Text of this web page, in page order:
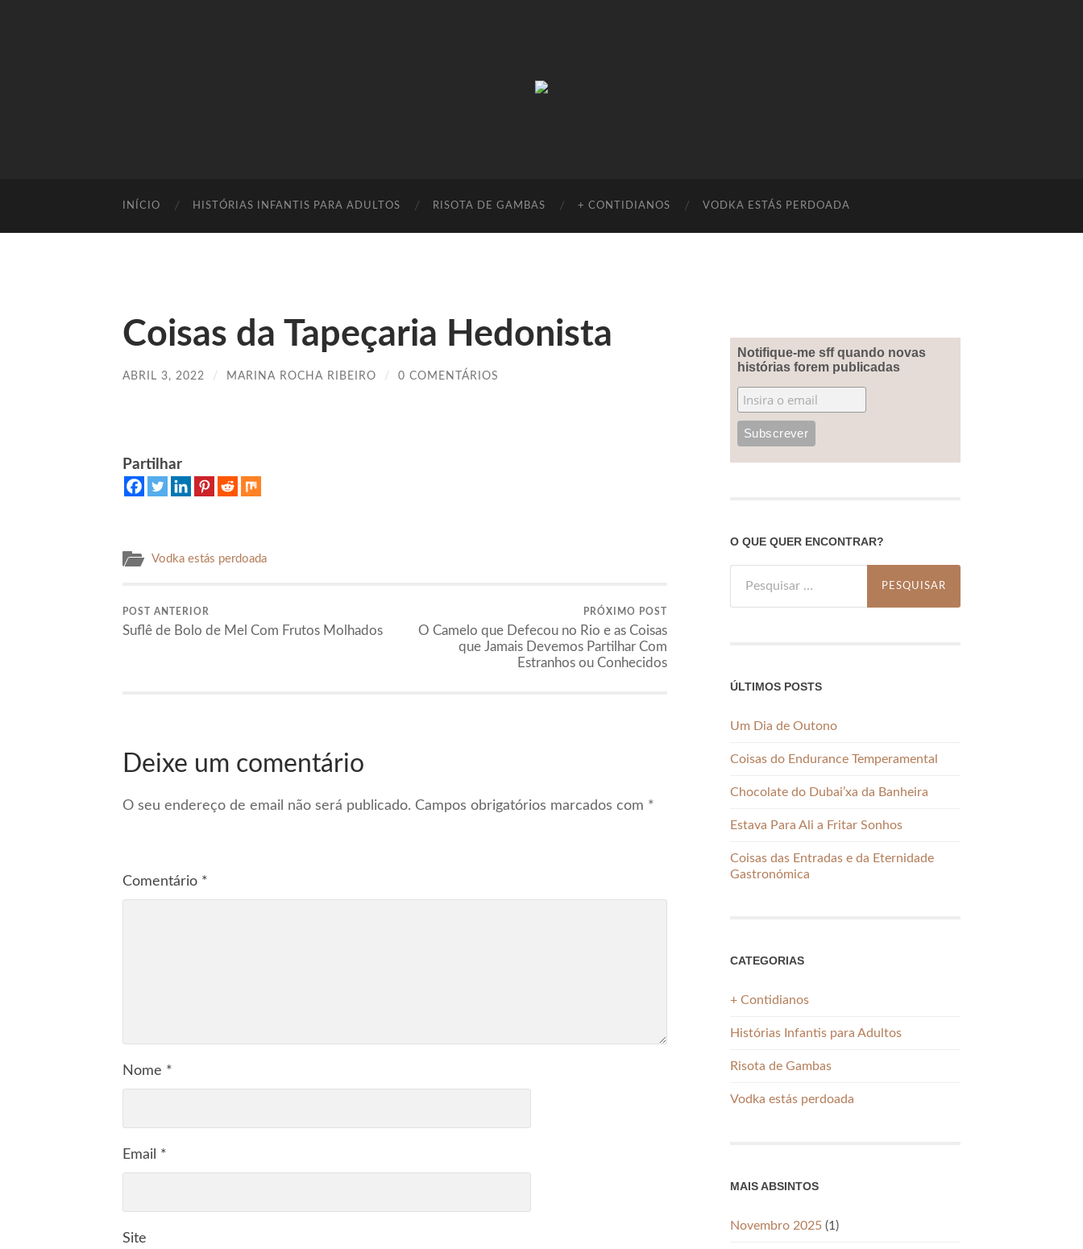
INÍCIO HISTÓRIAS INFANTIS PARA ADULTOS RISOTA DE GAMBAS + CONTIDIANOS VODKA ESTÁS PERDOADA
Coisas da Tapeçaria Hedonista
ABRIL 3, 2022 / MARINA ROCHA RIBEIRO / 0 COMENTÁRIOS
Partilhar
Vodka estás perdoada
POST ANTERIOR
Suflê de Bolo de Mel Com Frutos Molhados
PRÓXIMO POST
O Camelo que Defecou no Rio e as Coisas
que Jamais Devemos Partilhar Com
Estranhos ou Conhecidos
Deixe um comentário
O seu endereço de email não será publicado. Campos obrigatórios marcados com *
Comentário *
Nome *
Email *
Site
Notifique-me sff quando novas
histórias forem publicadas
O QUE QUER ENCONTRAR?
por:
ÚLTIMOS POSTS
Um Dia de Outono
Coisas do Endurance Temperamental
Chocolate do Dubai’xa da Banheira
Estava Para Ali a Fritar Sonhos
Coisas das Entradas e da Eternidade
Gastronómica
CATEGORIAS
+ Contidianos
Histórias Infantis para Adultos
Risota de Gambas
Vodka estás perdoada
MAIS ABSINTOS
Novembro 2025 (1)